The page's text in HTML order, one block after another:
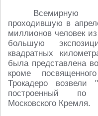
проходившую в
миллионов человек
большую
квадратных
была представлена
кроме
Трокадеро возвели
построенный по
Московского Кремля.